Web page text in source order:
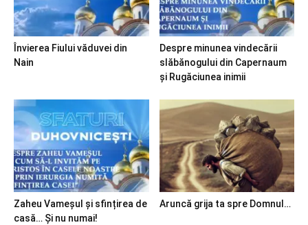
Învierea Fiului văduvei din
Nain
Despre minunea vindecării
slăbănogului din Capernaum
și Rugăciunea inimii
Zaheu Vameșul și sfințirea de
casă… Și nu numai!
Aruncă grija ta spre Domnul…